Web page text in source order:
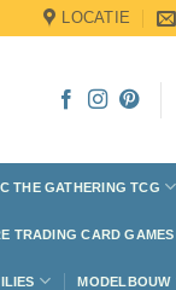
LOCATIE
THE GATHERING TCG
TRADING CARD GAMES
MODELBOUW